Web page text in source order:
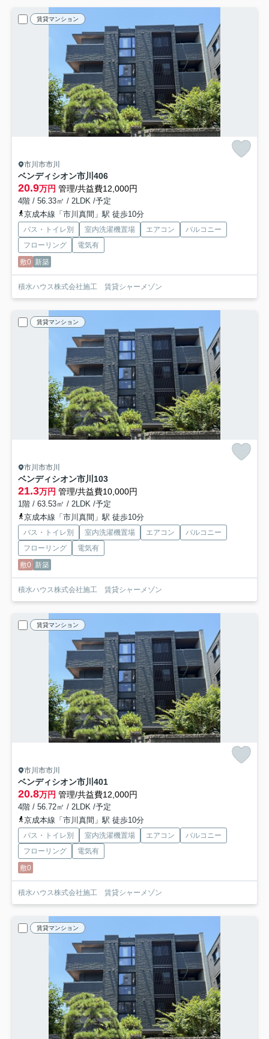
賃貸マンション
市川市市川
ベンディシオン市川 406
20.9万円 管理/共益費12,000円
4階 / 56.33㎡ / 2LDK /予定
京成本線「市川真間」駅 徒歩10分
バス・トイレ別 室内洗濯機置場 エアコン
バルコニー
フローリング
電気有
敷0 新築
積水ハウス株式会社施工 賃貸シャーメゾン
賃貸マンション
市川市市川
ベンディシオン市川 103
21.3万円 管理/共益費10,000円
1階 / 63.53㎡ / 2LDK /予定
京成本線「市川真間」駅 徒歩10分
バス・トイレ別 室内洗濯機置場 エアコン
バルコニー
フローリング
電気有
敷0 新築
積水ハウス株式会社施工 賃貸シャーメゾン
賃貸マンション
市川市市川
ベンディシオン市川 401
20.8万円 管理/共益費12,000円
4階 / 56.72㎡ / 2LDK /予定
京成本線「市川真間」駅 徒歩10分
バス・トイレ別 室内洗濯機置場 エアコン
バルコニー
フローリング
電気有
敷0
積水ハウス株式会社施工 賃貸シャーメゾン
賃貸マンション